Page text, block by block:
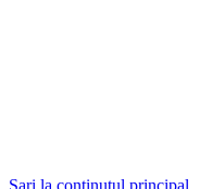
Sari la conținutul principal